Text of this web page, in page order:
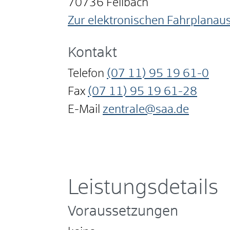
70736 Fellbach
Zur elektronischen
Kontakt
Telefon (07 11) 95 19 61-0
Fax (07 11) 95 19 61-28
E-Mail zentrale@saa.de
Leistungsdetails
Voraussetzungen